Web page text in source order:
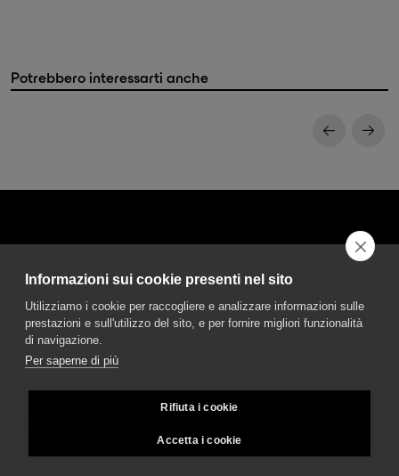
Potrebbero interessarti anche
50013 Campi Bisenzio Firenze - Italy
Informazioni sui cookie presenti nel sito
Utilizziamo i cookie per raccogliere e analizzare informazioni sulle
prestazioni e sull'utilizzo del sito, e per fornire migliori funzionalità
di navigazione.
Per saperne di più
Rifiuta i cookie
Accetta i cookie